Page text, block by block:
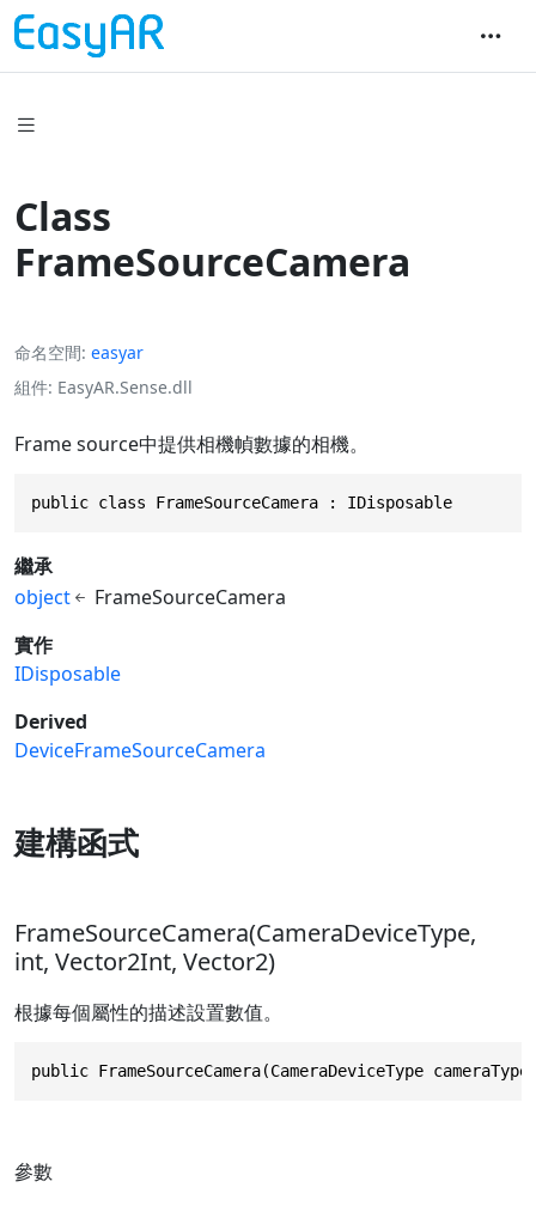
Class
FrameSourceCamera
命名空間 easyar
組件 EasyAR.Sense.dll
Frame source中提供相機幀數據的相機。
public class FrameSourceCamera : IDisposable
繼承
object
FrameSourceCamera
實作
IDisposable
Derived
DeviceFrameSourceCamera
建構函式
FrameSourceCamera(CameraDeviceType,
int, Vector2Int, Vector2)
根據每個屬性的描述設置數值。
public FrameSourceCamera(CameraDeviceType
參數